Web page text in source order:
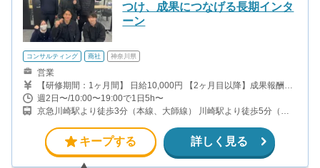
つけ、成果につなげる長期インタ
ーン
コンサルティング 商社 神奈川県
営業
【研修期間：1ヶ月間】 日給10,000円 【2ヶ月目以降】成果報酬型
・1件成約につき30,000〜50,000円 ・実力や成績次第ではボーナス
あり ・昇進制度により報酬アップあり 未経験からスタートした学
生も、先輩社員のサポートを受けながら成果を伸ばしています。 ＜
2ヶ月目以降の報酬例＞ ・週2〜3日勤務で月15万円前後 ・週4〜5
日勤務で月25万円前後 土日稼働、午後出勤、長期休暇を活用して
勤務時間を確保し、月60万円以上の報酬につながった学生もいま
す。 頑張りが報酬と自信につながる長期インターンです。
週2日〜/10:00〜19:00で1日5h〜
京急川崎駅より徒歩3分（本線、大師線） 川崎駅より徒歩5分（上
キープする 詳しく見る